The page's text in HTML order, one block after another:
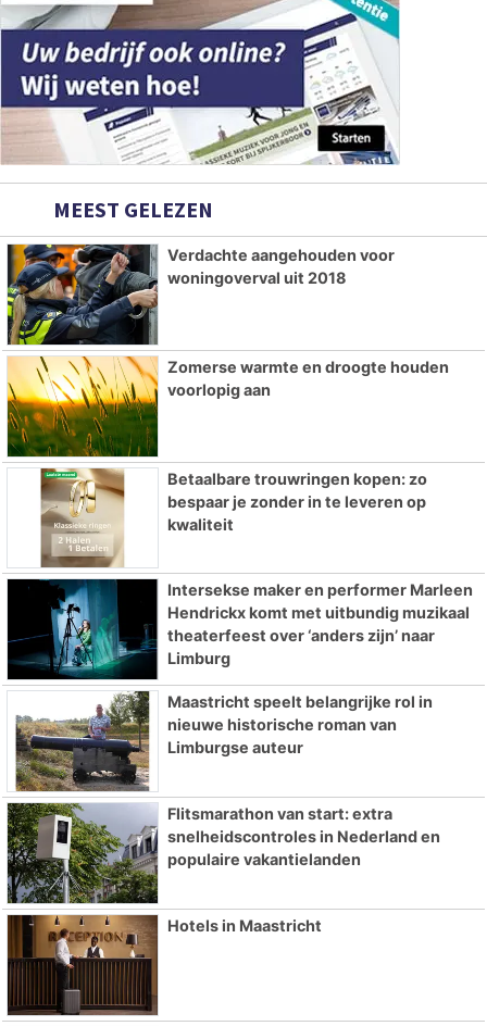
MEEST GELEZEN
Verdachte aangehouden voor
woningoverval uit 2018
Zomerse warmte en droogte houden
voorlopig aan
Betaalbare trouwringen kopen: zo
bespaar je zonder in te leveren op
kwaliteit
Intersekse maker en performer Marleen
Hendrickx komt met uitbundig muzikaal
theaterfeest over ‘anders zijn’ naar
Limburg
Maastricht speelt belangrijke rol in
nieuwe historische roman van
Limburgse auteur
Flitsmarathon van start: extra
snelheidscontroles in Nederland en
populaire vakantielanden
Hotels in Maastricht